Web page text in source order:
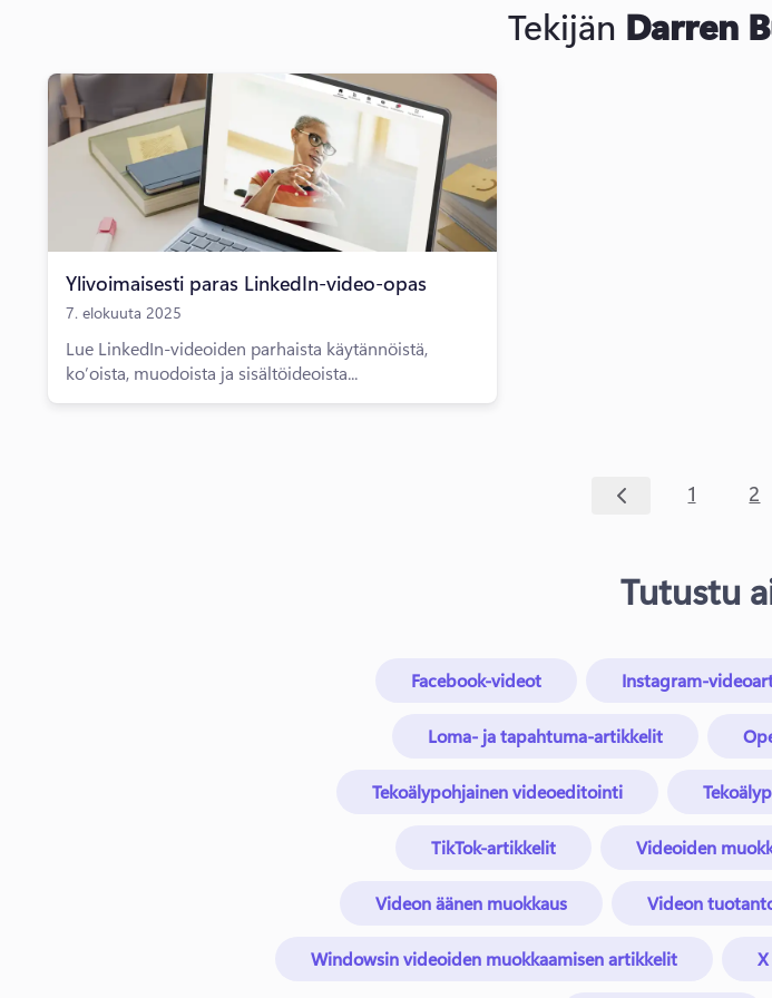
Tekijän Darren
Ylivoimaisesti paras LinkedIn-video-opas
7. elokuuta 2025
Lue LinkedIn-videoiden parhaista käytännöistä,
ko’oista, muodoista ja sisältöideoista...
1 2
Tutustu
Facebook-videot Instagram-
Loma- ja tapahtuma-artikkelit
Tekoälypohjainen videoeditointi
TikTok-artikkelit Videoiden
Videon äänen muokkaus Videon
Windowsin videoiden muokkaamisen artikkelit